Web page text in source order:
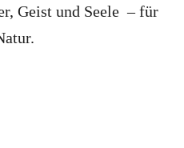
Geist und Seele – für